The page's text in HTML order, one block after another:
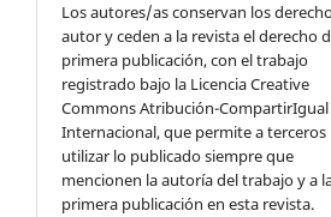
Los autores/as conservan los
autor y ceden a la revista el derecho
primera publicación, con el trabajo
registrado bajo la Licencia Creative
Commons Atribución-CompartirIgual
Internacional, que permite a terceros
utilizar lo publicado siempre que
mencionen la autoría del trabajo y a
primera publicación en esta revista.